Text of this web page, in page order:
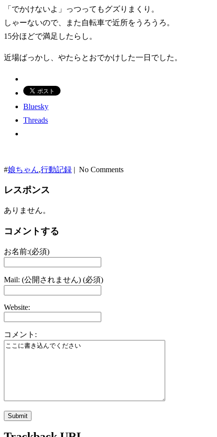
「でかけないよ」っつってもグズりまくり。
しゃーないので、また自転車で近所をうろうろ。
15分ほどで満足したらし。
近場ばっかし、やたらとおでかけした一日でした。
Bluesky
Threads
#娘ちゃん,行動記録 | No Comments
レスポンス
ありません。
コメントする
お名前:(必須)
Mail: (公開されません) (必須)
Website:
コメント: